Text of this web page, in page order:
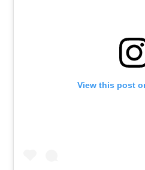
View this post